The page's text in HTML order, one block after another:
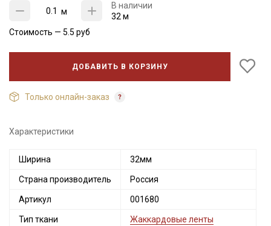
м
В наличии
32 м
Стоимость — 5.5 руб
ДОБАВИТЬ В КОРЗИНУ
Только онлайн-заказ
Характеристики
Ширина 32мм
Страна производитель Россия
Артикул 001680
Тип ткани Жаккардовые ленты
Мы публикуем здесь дополнительные
промокоды и скидки до 30% на узкие
категории тканей
Электронная почта